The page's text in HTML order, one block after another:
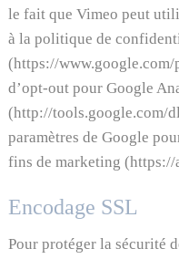
le fait que Vimeo peut
à la politique de
(https://
d’opt-out pour Google
(http://tools.google.com/
paramètres de Google
fins de marketing (https://
Encodage SSL
Pour protéger la sécurité